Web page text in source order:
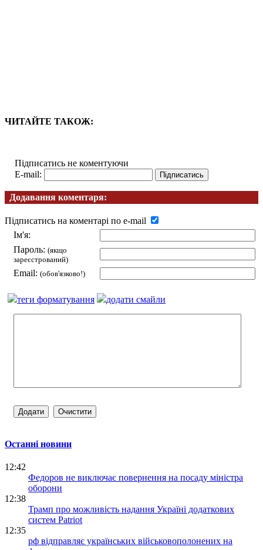
ЧИТАЙТЕ ТАКОЖ:
Підписатись не коментуючи
E-mail:
Додавання коментаря:
Підписатись на коментарі по e-mail
Ім'я:
Пароль: (якщо
зареєстрований)
Email: (обов'язково!)
теги форматування додати смайли
Останні новини
12:42
Федоров не виключає повернення на посаду міністра
оборони
12:38
Трамп про можливість надання Україні додаткових
систем Patriot
12:35
рф відправляє українських військовополонених на